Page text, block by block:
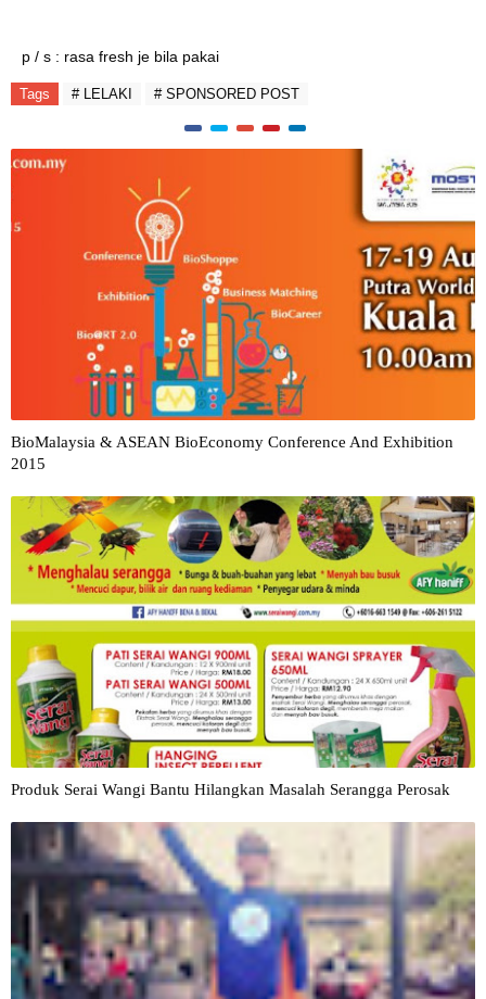
p / s : rasa fresh je bila pakai
Tags # LELAKI # SPONSORED POST
BioMalaysia & ASEAN BioEconomy Conference And Exhibition
2015
Produk Serai Wangi Bantu Hilangkan Masalah Serangga Perosak